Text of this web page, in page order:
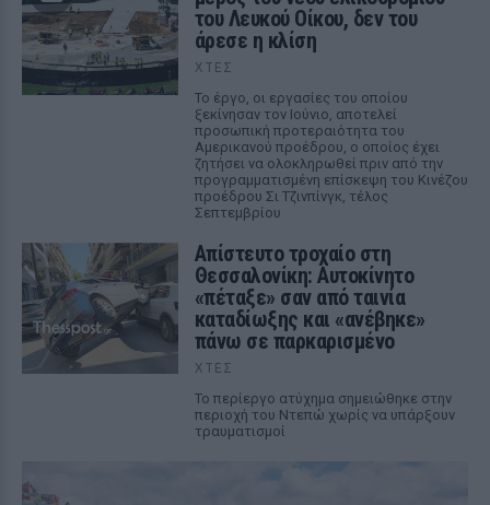
του Λευκού Οίκου, δεν του
άρεσε η κλίση
ΧΤΕΣ
Το έργο, οι εργασίες του οποίου
ξεκίνησαν τον Ιούνιο, αποτελεί
προσωπική προτεραιότητα του
Αμερικανού προέδρου, ο οποίος έχει
ζητήσει να ολοκληρωθεί πριν από την
προγραμματισμένη επίσκεψη του Κινέζου
προέδρου Σι Τζινπίνγκ, τέλος
Σεπτεμβρίου
Απίστευτο τροχαίο στη
Θεσσαλονίκη: Αυτοκίνητο
«πέταξε» σαν από ταινία
καταδίωξης και «ανέβηκε»
πάνω σε παρκαρισμένο
ΧΤΕΣ
Το περίεργο ατύχημα σημειώθηκε στην
περιοχή του Ντεπώ χωρίς να υπάρξουν
τραυματισμοί